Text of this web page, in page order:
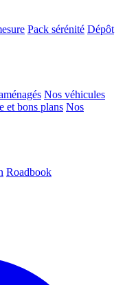
Pack sérénité Dépôt
Nos véhicules
et bons plans Nos
Roadbook